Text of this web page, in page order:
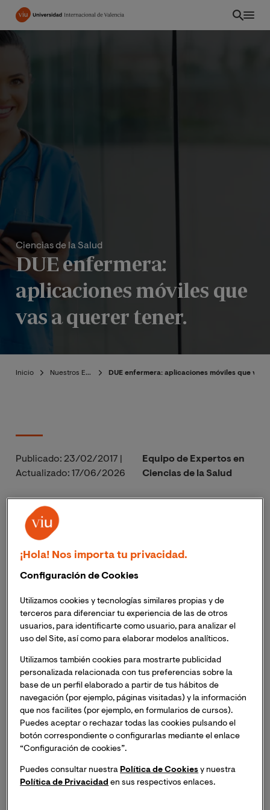
Pasar
Ciencias de la Salud
DUE enfermera:
aplicaciones móviles que
vas a querer tener.
Inicio Nuestros Expertos DUE enfermera: aplicaciones móviles que vas
Publicado: 23/02/2017
Actualizado: 17/06/2026
Equipo de Expertos en
Ciencias de la Salud
Una DUE enfermera es un profesional con tantas
responsabilidades y exigencias, que cualquier ayuda
que venga a aumentar su destrezas y conocimientos
profesionales, o simplemente a facilitarle el día a día, es
más que bienvenida.
El mundo de las aplicaciones, esos softwares
aparentemente sencillos y que nos dejan con la boca
abierta con la de cosas que pueden lograr, no ha
pueden representar una ayuda extra importante. En
este artículo recopilamos para los profesionales de
esta área, o aquellos que estén interesados en cursar
grado en enfermería
, 5 aplicaciones que van a
querer tener a mano.
5 aplicaciones para una due
enfermera
¡Hola! Nos importa tu privacidad.
Configuración de Cookies
Utilizamos cookies y tecnologías similares propias y de
terceros para diferenciar tu experiencia de las de otros
usuarios, para identificarte como usuario, para analizar el
uso del Site, así como para elaborar modelos analíticos.
Utilizamos también cookies para mostrarte publicidad
personalizada relacionada con tus preferencias sobre la
base de un perfil elaborado a partir de tus hábitos de
navegación (por ejemplo, páginas visitadas) y la información
que nos facilites (por ejemplo, en formularios de cursos).
Puedes aceptar o rechazar todas las cookies pulsando el
botón correspondiente o configurarlas mediante el enlace
“Configuración de cookies”.
Puedes consultar nuestra Política de Cookies y nuestra
Política de Privacidad en sus respectivos enlaces.